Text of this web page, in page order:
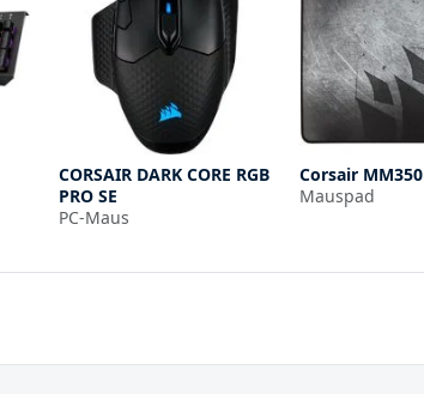
CORSAIR DARK CORE RGB
PRO SE
PC-Maus
Corsair MM350
Mauspad